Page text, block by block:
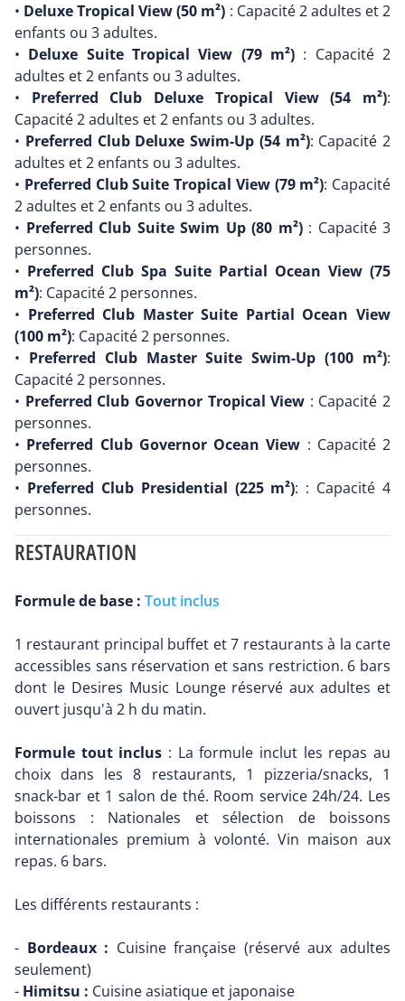
• Deluxe Tropical View (50 m²) : Capacité 2 adultes et 2
enfants ou 3 adultes.
• Deluxe Suite Tropical View (79 m²) : Capacité 2
adultes et 2 enfants ou 3 adultes.
• Preferred Club Deluxe Tropical View (54 m²):
Capacité 2 adultes et 2 enfants ou 3 adultes.
• Preferred Club Deluxe Swim-Up (54 m²): Capacité 2
adultes et 2 enfants ou 3 adultes.
• Preferred Club Suite Tropical View (79 m²): Capacité
2 adultes et 2 enfants ou 3 adultes.
• Preferred Club Suite Swim Up (80 m²): Capacité 3
personnes.
• Preferred Club Spa Suite Partial Ocean View (75
m²): Capacité 2 personnes.
• Preferred Club Master Suite Partial Ocean View
(100 m²): Capacité 2 personnes.
• Preferred Club Master Suite Swim-Up (100 m²):
Capacité 2 personnes.
• Preferred Club Governor Tropical View : Capacité 2
personnes.
• Preferred Club Governor Ocean View : Capacité 2
personnes.
• Preferred Club Presidential (225 m²): : Capacité 4
personnes.
RESTAURATION
Formule de base : Tout inclus
1 restaurant principal buffet et 7 restaurants à la carte
accessibles sans réservation et sans restriction. 6 bars
dont le Desires Music Lounge réservé aux adultes et
ouvert jusqu'à 2 h du matin.
Formule tout inclus : La formule inclut les repas au
choix dans les 8 restaurants, 1 pizzeria/snacks, 1
snack-bar et 1 salon de thé. Room service 24h/24. Les
boissons : Nationales et sélection de boissons
internationales premium à volonté. Vin maison aux
repas. 6 bars.
Les différents restaurants :
- Bordeaux : Cuisine française (réservé aux adultes
seulement)
- Himitsu : Cuisine asiatique et japonaise